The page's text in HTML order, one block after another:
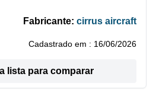
Fabricante: cirrus aircraft
Cadastrado em : 16/06/2026
lista para comparar